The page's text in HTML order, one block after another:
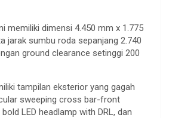
memiliki dimensi 4.450 mm x 1.775
jarak sumbu roda sepanjang 2.740
ground clearance setinggi 200
tampilan eksterior yang gagah
sweeping cross bar-front
LED headlamp with DRL, dan